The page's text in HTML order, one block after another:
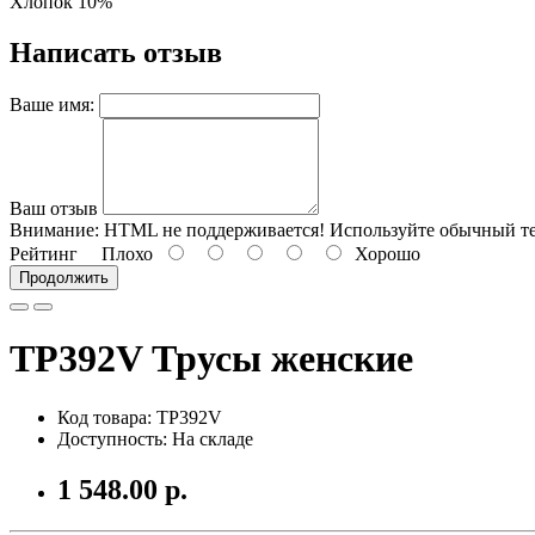
Написать отзыв
Ваше имя:
Ваш отзыв
Внимание: HTML не поддерживается! Используйте обычный
Рейтинг Плохо Хорошо
Продолжить
TP392V Трусы женские
Код товара: TP392V
Доступность: На складе
1 548.00 р.